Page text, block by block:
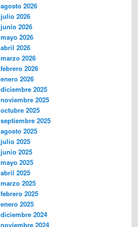
agosto 2026
julio 2026
junio 2026
mayo 2026
abril 2026
marzo 2026
febrero 2026
enero 2026
diciembre 2025
noviembre 2025
octubre 2025
septiembre 2025
agosto 2025
julio 2025
junio 2025
mayo 2025
abril 2025
marzo 2025
febrero 2025
enero 2025
diciembre 2024
noviembre 2024